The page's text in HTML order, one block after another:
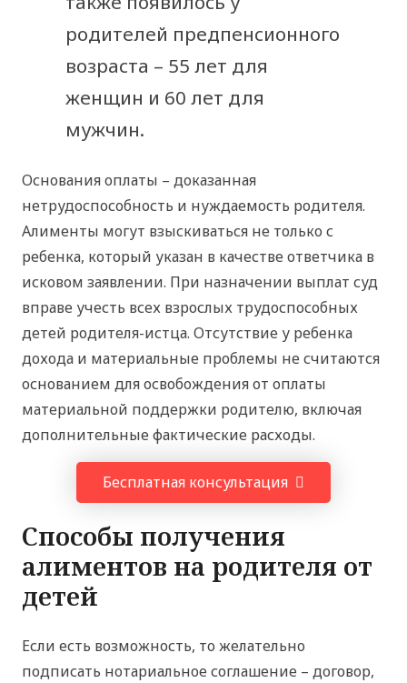
родителей предпенсионного
возраста – 55 лет для
женщин и 60 лет для
мужчин.
Основания оплаты – доказанная
нетрудоспособность и нуждаемость родителя.
Алименты могут взыскиваться не только с
ребенка, который указан в качестве ответчика в
исковом заявлении. При назначении выплат суд
вправе учесть всех взрослых трудоспособных
детей родителя-истца. Отсутствие у ребенка
дохода и материальные проблемы не считаются
основанием для освобождения от оплаты
материальной поддержки родителю, включая
дополнительные фактические расходы.
Бесплатная консультация
Способы получения
алиментов на родителя от
детей
Если есть возможность, то желательно
подписать нотариальное соглашение – договор,